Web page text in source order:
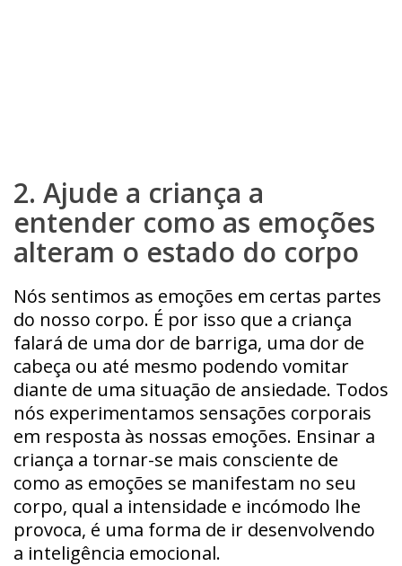
2. Ajude a criança a
entender como as emoções
alteram o estado do corpo
Nós sentimos as emoções em certas partes
do nosso corpo. É por isso que a criança
falará de uma dor de barriga, uma dor de
cabeça ou até mesmo podendo vomitar
diante de uma situação de ansiedade. Todos
nós experimentamos sensações corporais
em resposta às nossas emoções. Ensinar a
criança a tornar-se mais consciente de
como as emoções se manifestam no seu
corpo, qual a intensidade e incómodo lhe
provoca, é uma forma de ir desenvolvendo
a inteligência emocional.